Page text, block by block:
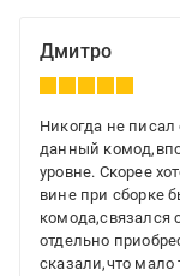
Дмитро
Никогда не писал
данный
уровне. Скорее
вине при сборке
комода,связался
отдельно
сказали,что мало